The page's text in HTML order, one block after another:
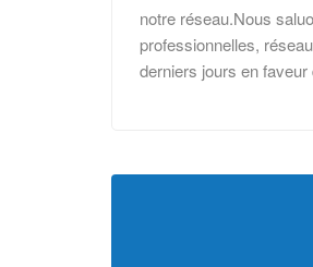
notre réseau.Nous
professionnelles,
derniers jours en faveur